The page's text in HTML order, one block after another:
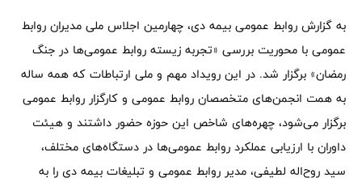
به گزارش روابط عمومی بیمه دی، چهارمین اجلاس ملی مدیران روابط
عمومی با محوریت بررسی «تجربه زیسته روابط عمومی‌ها در جنگ
رمضان» برگزار شد. در این رویداد مهم و ملی ارتباطات که همه ساله
به همت انجمن‌های متخصصان روابط عمومی و کارگزار روابط عمومی
برگزار می‌شود، چهره‌های شاخص این حوزه حضور داشتند و هیئت
داوران با ارزیابی عملکرد روابط عمومی‌ها در دستگاه‌های مختلف،
سید روح‌اله لطیفی، مدیر روابط عمومی و تبلیغات بیمه دی را به